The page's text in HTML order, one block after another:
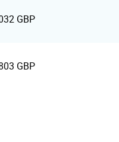
GBP
GBP